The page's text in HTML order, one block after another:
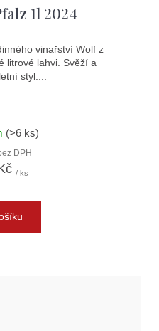
1l 2024
vinařství Wolf z
litrové lahvi. Svěží a
styl....
(>6 ks)
DPH
/ ks